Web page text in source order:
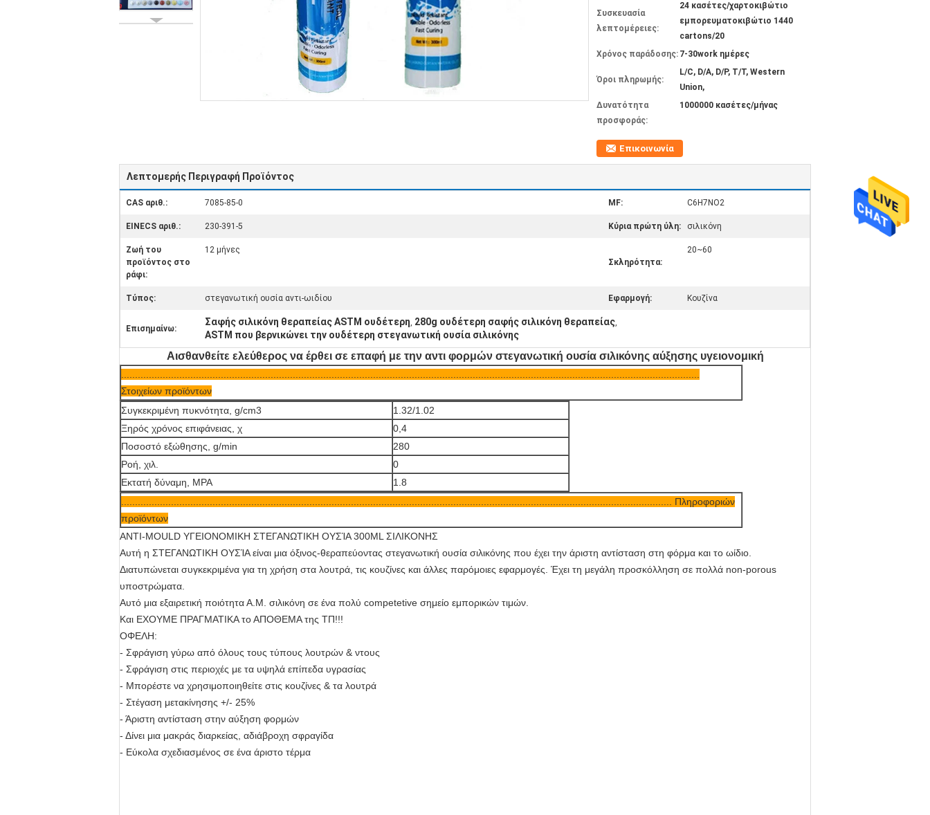
Συσκευασία
λεπτομέρειες:
24 κασέτες/χαρτοκιβώτιο
εμπορευματοκιβώτιο 1440
cartons/20
Χρόνος παράδοσης: 7-30work ημέρες
Όροι πληρωμής:
L/C, D/A, D/P, T/T, Western
Union,
Δυνατότητα
προσφοράς:
1000000 κασέτες/μήνας
Επικοινωνία
Λεπτομερής Περιγραφή Προϊόντος
CAS αριθ.: 7085-85-0 MF: C6H7NO2
EINECS αριθ.: 230-391-5 Κύρια πρώτη ύλη: σιλικόνη
Ζωή του
προϊόντος στο
ράφι:
12 μήνες
Σκληρότητα:
20~60
Τύπος: στεγανωτική ουσία αντι-ωιδίου Εφαρμογή: Κουζίνα
Επισημαίνω:
Σαφής σιλικόνη θεραπείας ASTM ουδέτερη, 280g ουδέτερη σαφής σιλικόνη θεραπείας,
ASTM που βερνικώνει την ουδέτερη στεγανωτική ουσία σιλικόνης
Αισθανθείτε ελεύθερος να έρθει σε επαφή με την αντι φορμών στεγανωτική ουσία σιλικόνης αύξησης υγειονομική
Στοιχείων προϊόντων
Συγκεκριμένη πυκνότητα, g/cm3
1.32/1.02
Ξηρός χρόνος επιφάνειας, χ
0,4
Ποσοστό εξώθησης, g/min
280
Ροή, χιλ.
0
Εκτατή δύναμη, MPA
1.8
....................................................................................................................................................................................................... Πληροφοριών
προϊόντων
ANTI-MOULD ΥΓΕΙΟΝΟΜΙΚΗ ΣΤΕΓΑΝΩΤΙΚΗ ΟΥΣΊΑ 300ML ΣΙΛΙΚΟΝΗΣ
Αυτή η ΣΤΕΓΑΝΩΤΙΚΗ ΟΥΣΊΑ είναι μια όξινος-θεραπεύοντας στεγανωτική ουσία σιλικόνης που έχει την άριστη αντίσταση στη φόρμα και το ωίδιο.
Διατυπώνεται συγκεκριμένα για τη χρήση στα λουτρά, τις κουζίνες και άλλες παρόμοιες εφαρμογές. Έχει τη μεγάλη προσκόλληση σε πολλά non-porous
υποστρώματα.
Αυτό μια εξαιρετική ποιότητα Α.Μ. σιλικόνη σε ένα πολύ competetive σημείο εμπορικών τιμών.
Και ΕΧΟΥΜΕ ΠΡΑΓΜΑΤΙΚΑ το ΑΠΟΘΕΜΑ της ΤΠ!!!
ΟΦΕΛΗ:
- Σφράγιση γύρω από όλους τους τύπους λουτρών & ντους
- Σφράγιση στις περιοχές με τα υψηλά επίπεδα υγρασίας
- Μπορέστε να χρησιμοποιηθείτε στις κουζίνες & τα λουτρά
- Στέγαση μετακίνησης +/- 25%
- Άριστη αντίσταση στην αύξηση φορμών
- Δίνει μια μακράς διαρκείας, αδιάβροχη σφραγίδα
- Εύκολα σχεδιασμένος σε ένα άριστο τέρμα